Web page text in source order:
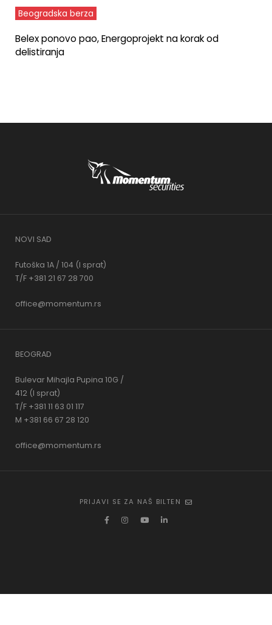
Beogradska berza
Belex ponovo pao, Energoprojekt na korak od
delistiranja
NOVI SAD
Futoška 1A / 104 (I sprat)
T/F +381 21 67 28 700
office@momentum.rs
BEOGRAD
Bulevar Mihajla Pupina 10G /
412 (I sprat)
T/F +381 11 63 01 117
M +381 66 67 28 120
office@momentum.rs
PRIJAVI SE ZA NAŠ BILTEN